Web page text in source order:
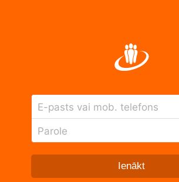
E-pasts vai mob. telefons
Parole
Ienākt